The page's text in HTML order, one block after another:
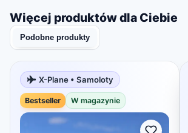
Więcej produktów dla Ciebie
Podobne produkty
X-Plane • Samoloty
Bestseller W magazynie